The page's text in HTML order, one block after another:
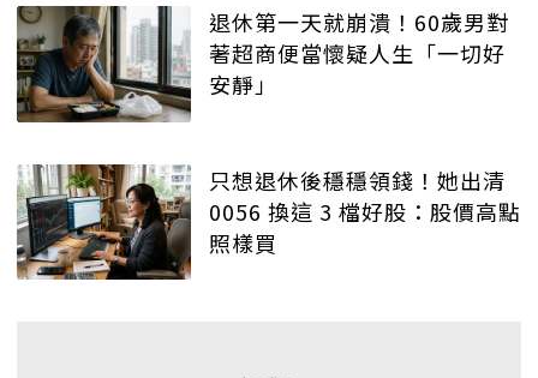
退休第一天就崩潰！60歲男對
著超商便當懷疑人生「一切好
安靜」
只想退休後穩穩領錢！她出清
0056 換這 3 檔好股：股價高點
照樣買